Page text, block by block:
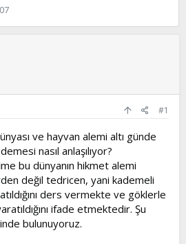
#1
ve hayvan alemi altı günde
nasıl anlaşılıyor?
bu dünyanın hikmet alemi
değil tedricen, yani kademeli
ders vermekte ve göklerle
ifade etmektedir. Şu
bulunuyoruz.